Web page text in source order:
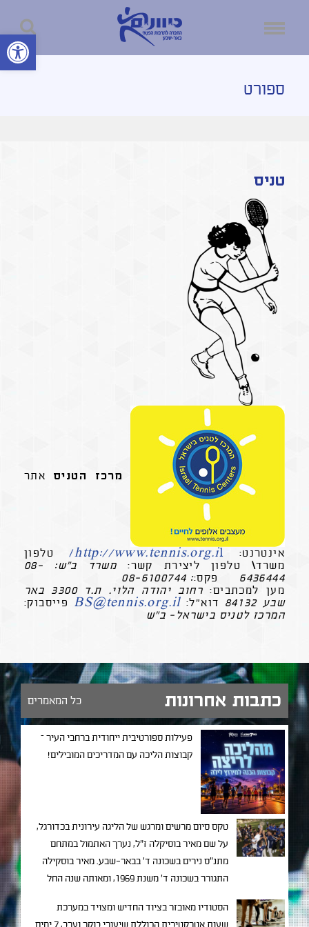
פתח סרגל
ספורט
טניס
מרכז הטניס אתר
אינטרנט: http://www.tennis.org.il/
טלפון
משרד\ טלפון ליצירת קשר:
משרד ב"ש: 08-
6436444
פקס:: 08-6100744
מען למכתבים:
רחוב יהודה הלוי. ת.ד 3300 באר
שבע 84132
דוא"ל:BS@tennis.org.il פייסבוק:
המרכז לטניס בישראל- ב"ש
כתבות אחרונות כל המאמרים
פעילות ספורטיבית ייחודית ברחבי העיר –
קבוצות הליכה עם המדריכים המובילים!
טקס סיום מרשים ומרגש של הליגה עירונית בכדורגל,
על שם מאיר בוסיקלה ז"ל, נערך האתמול במתחם
מתנ"ס נירים בשכונה ד' בבאר-שבע. מאיר בוסקילה
התגורר בשכונה ד' משנת 1969, ומאותה שנה החל
להוציא נערים ממצבי מצוקה תוך שילובם בחברה
הסטודיו מאובזר בציוד החדיש ומצויד במערכת